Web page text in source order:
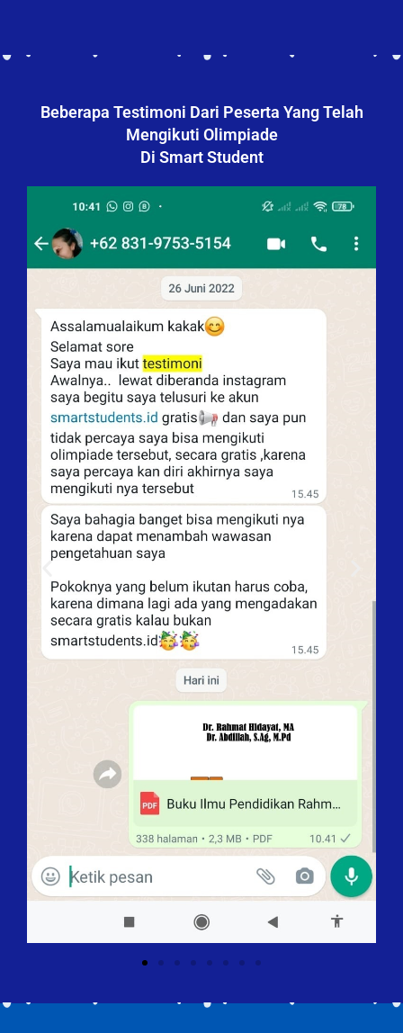
Beberapa Testimoni Dari Peserta Yang Telah
Mengikuti Olimpiade
Di Smart Student